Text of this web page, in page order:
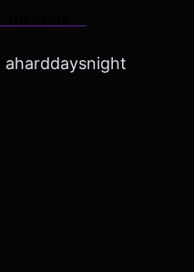
aharddaysnight